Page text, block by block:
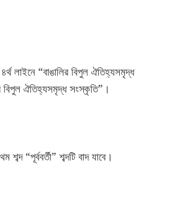
লাইনে “বাঙালির বিপুল ঐতিহ্যসমৃদ্ধ
বিপুল ঐতিহ্যসমৃদ্ধ সংস্কৃতি”।
“পূর্ববর্তী” শব্দটি বাদ যাবে।